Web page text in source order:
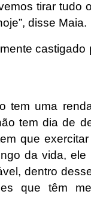
tirar tudo
disse Maia.
castigado
tem uma
tem dia de
que
da vida, ele
dentro
que têm